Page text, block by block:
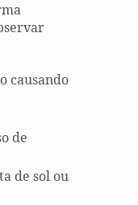
causando
de
de sol ou